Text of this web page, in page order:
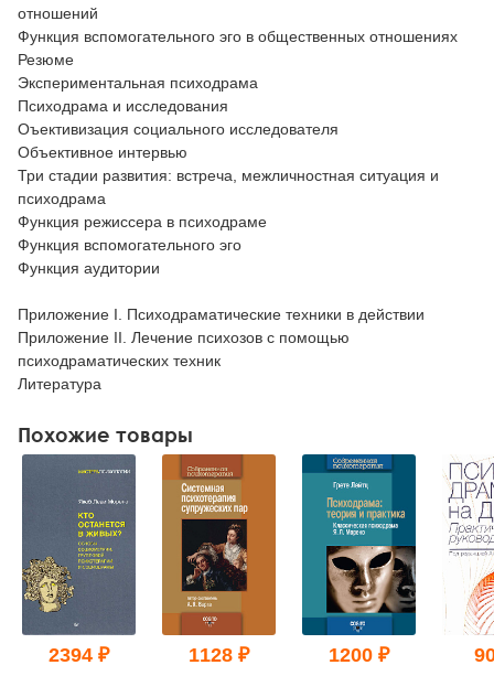
отношений
Функция вспомогательного эго в общественных отношениях
Резюме
Экспериментальная психодрама
Психодрама и исследования
Оъективизация социального исследователя
Объективное интервью
Три стадии развития: встреча, межличностная ситуация и
психодрама
Функция режиссера в психодраме
Функция вспомогательного эго
Функция аудитории
Приложение I. Психодраматические техники в действии
Приложение II. Лечение психозов с помощью
психодраматических техник
Литература
Похожие товары
2394 ₽ 1128 ₽ 1200 ₽